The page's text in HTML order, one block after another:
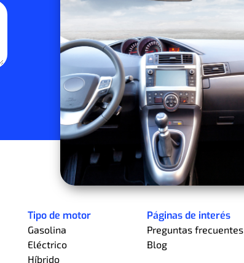
Tipo de motor
Gasolina
Eléctrico
Híbrido
Páginas de interés
Preguntas frecuentes
Blog